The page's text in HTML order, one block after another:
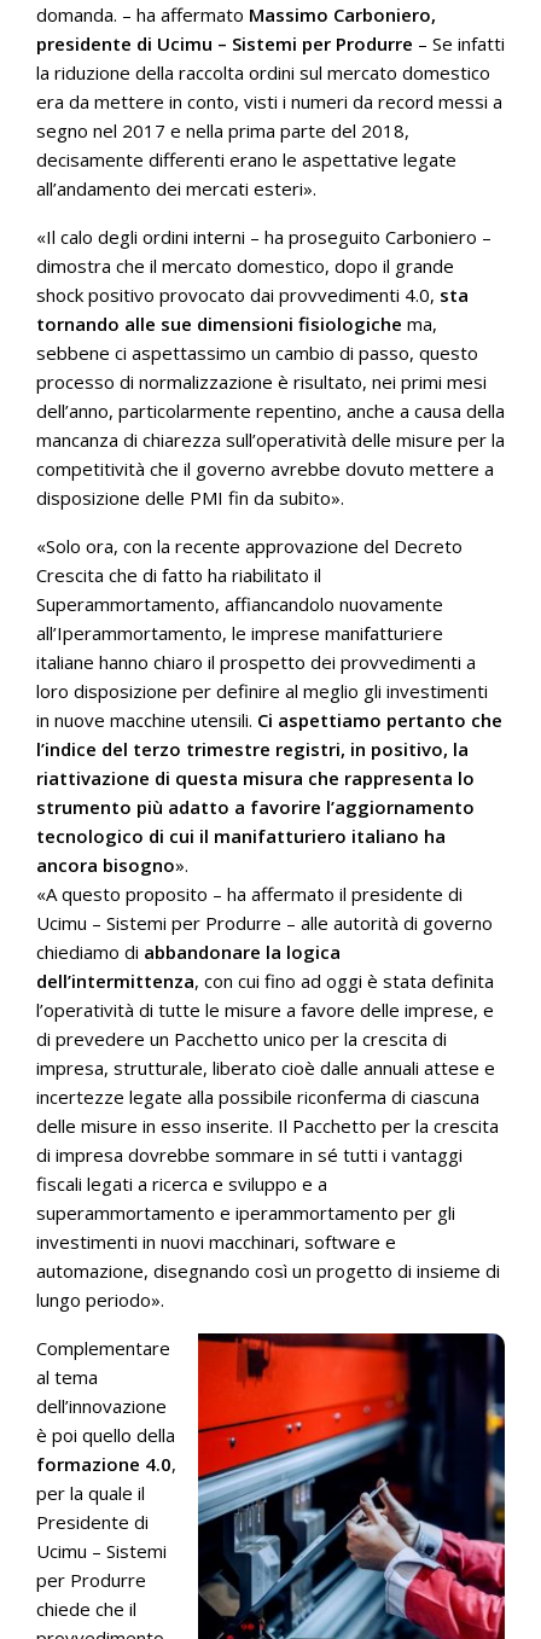
domanda. – ha affermato Massimo Carboniero,
presidente di Ucimu – Sistemi per Produrre – Se infatti
la riduzione della raccolta ordini sul mercato domestico
era da mettere in conto, visti i numeri da record messi a
segno nel 2017 e nella prima parte del 2018,
decisamente differenti erano le aspettative legate
all’andamento dei mercati esteri».
«Il calo degli ordini interni – ha proseguito Carboniero –
dimostra che il mercato domestico, dopo il grande
shock positivo provocato dai provvedimenti 4.0, sta
tornando alle sue dimensioni fisiologiche ma,
sebbene ci aspettassimo un cambio di passo, questo
processo di normalizzazione è risultato, nei primi mesi
dell’anno, particolarmente repentino, anche a causa della
mancanza di chiarezza sull’operatività delle misure per la
competitività che il governo avrebbe dovuto mettere a
disposizione delle PMI fin da subito».
«Solo ora, con la recente approvazione del Decreto
Crescita che di fatto ha riabilitato il
Superammortamento, affiancandolo nuovamente
all’Iperammortamento, le imprese manifatturiere
italiane hanno chiaro il prospetto dei provvedimenti a
loro disposizione per definire al meglio gli investimenti
in nuove macchine utensili. Ci aspettiamo pertanto che
l’indice del terzo trimestre registri, in positivo, la
riattivazione di questa misura che rappresenta lo
strumento più adatto a favorire l’aggiornamento
tecnologico di cui il manifatturiero italiano ha
ancora bisogno».
«A questo proposito – ha affermato il presidente di
Ucimu – Sistemi per Produrre – alle autorità di governo
chiediamo di abbandonare la logica
dell’intermittenza, con cui fino ad oggi è stata definita
l’operatività di tutte le misure a favore delle imprese, e
di prevedere un Pacchetto unico per la crescita di
impresa, strutturale, liberato cioè dalle annuali attese e
incertezze legate alla possibile riconferma di ciascuna
delle misure in esso inserite. Il Pacchetto per la crescita
di impresa dovrebbe sommare in sé tutti i vantaggi
fiscali legati a ricerca e sviluppo e a
superammortamento e iperammortamento per gli
investimenti in nuovi macchinari, software e
automazione, disegnando così un progetto di insieme di
lungo periodo».
Complementare
al tema
dell’innovazione
è poi quello della
formazione 4.0,
per la quale il
Presidente di
Ucimu – Sistemi
per Produrre
chiede che il